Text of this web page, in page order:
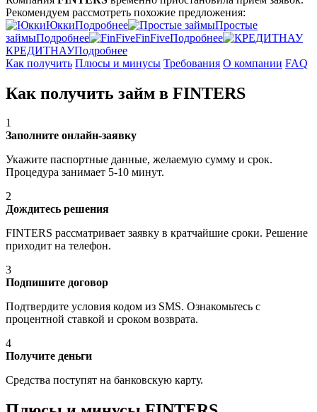
Рекомендуем рассмотреть похожие предложения:
ЮккиПодробнее
Простые
займыПодробнее FinFiveПодробнее
КРЕДИТНАУПодробнее
Как получить Плюсы и минусы Требования О компании FAQ
Как получить займ в FINTERS
1
Заполните онлайн-заявку
Укажите паспортные данные, желаемую сумму и срок.
Процедура занимает 5-10 минут.
2
Дождитесь решения
FINTERS рассматривает заявку в кратчайшие сроки. Решение
приходит на телефон.
3
Подпишите договор
Подтвердите условия кодом из SMS. Ознакомьтесь с
процентной ставкой и сроком возврата.
4
Получите деньги
Средства поступят на банковскую карту.